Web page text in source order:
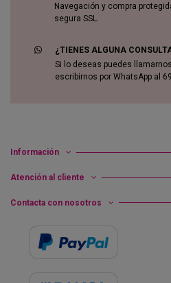
Navegación y compra
segura SSL.
¿TIENES ALGUNA
Si lo deseas puedes
escribirnos por WhatsApp al
Información
Atención al cliente
Contacta con nosotros